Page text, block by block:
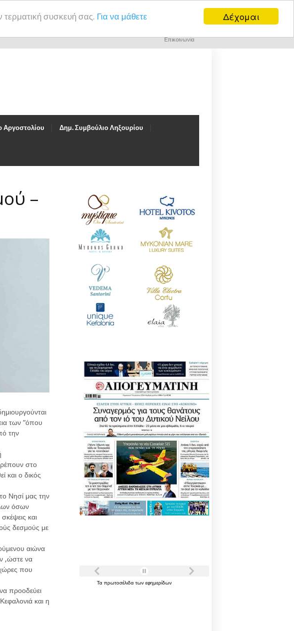
Δέχομαι
τερματική συσκευή σας. Για να μάθετε
Επικοινωνία
Αργοστολίου Δημ. Συμβούλιο Ληξουρίου
–
των “όπου
την
στο
και ο δικός
Νησί μας την
όσων
και
δεσμούς με
αιώνα
,ώστε να
που
προοδεύει
και η
Τα πρωτοσέλιδα των εφημερίδων